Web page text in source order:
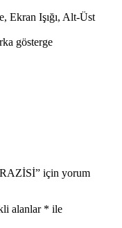
Ekran Işığı, Alt-Üst
gösterge
için yorum
alanlar * ile